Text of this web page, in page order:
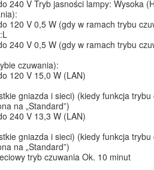
240 V Tryb jasności lampy: Wysoka
120 V 0,5 W (gdy w ramach trybu
240 V 0,5 W (gdy w ramach trybu
czuwania):
120 V 15,0 W (LAN)
gniazda i sieci) (kiedy funkcja trybu
na „Standard”)
240 V 13,3 W (LAN)
gniazda i sieci) (kiedy funkcja trybu
na „Standard”)
tryb czuwania Ok. 10 minut